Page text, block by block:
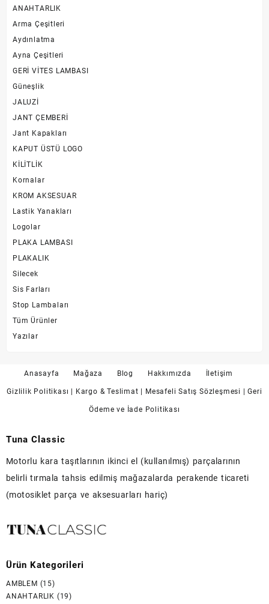
ANAHTARLIK
Arma Çeşitleri
Aydınlatma
Ayna Çeşitleri
GERİ VİTES LAMBASI
Güneşlik
JALUZİ
JANT ÇEMBERİ
Jant Kapakları
KAPUT ÜSTÜ LOGO
KİLİTLİK
Kornalar
KROM AKSESUAR
Lastik Yanakları
Logolar
PLAKA LAMBASI
PLAKALIK
Silecek
Sis Farları
Stop Lambaları
Tüm Ürünler
Yazılar
Anasayfa Mağaza Blog Hakkımızda İletişim
Gizlilik Politikası | Kargo & Teslimat | Mesafeli Satış Sözleşmesi | Geri
Ödeme ve İade Politikası
Tuna Classic
Motorlu kara taşıtlarının ikinci el (kullanılmış) parçalarının
belirli tırmala tahsis edilmiş mağazalarda perakende ticareti
(motosiklet parça ve aksesuarları hariç)
Ürün Kategorileri
AMBLEM (15)
ANAHTARLIK (19)